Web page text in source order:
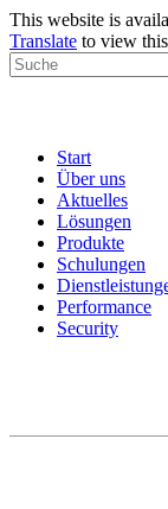
This website is
Translate to view
Start
Über uns
Aktuelles
Lösungen
Produkte
Schulungen
Performance
Security